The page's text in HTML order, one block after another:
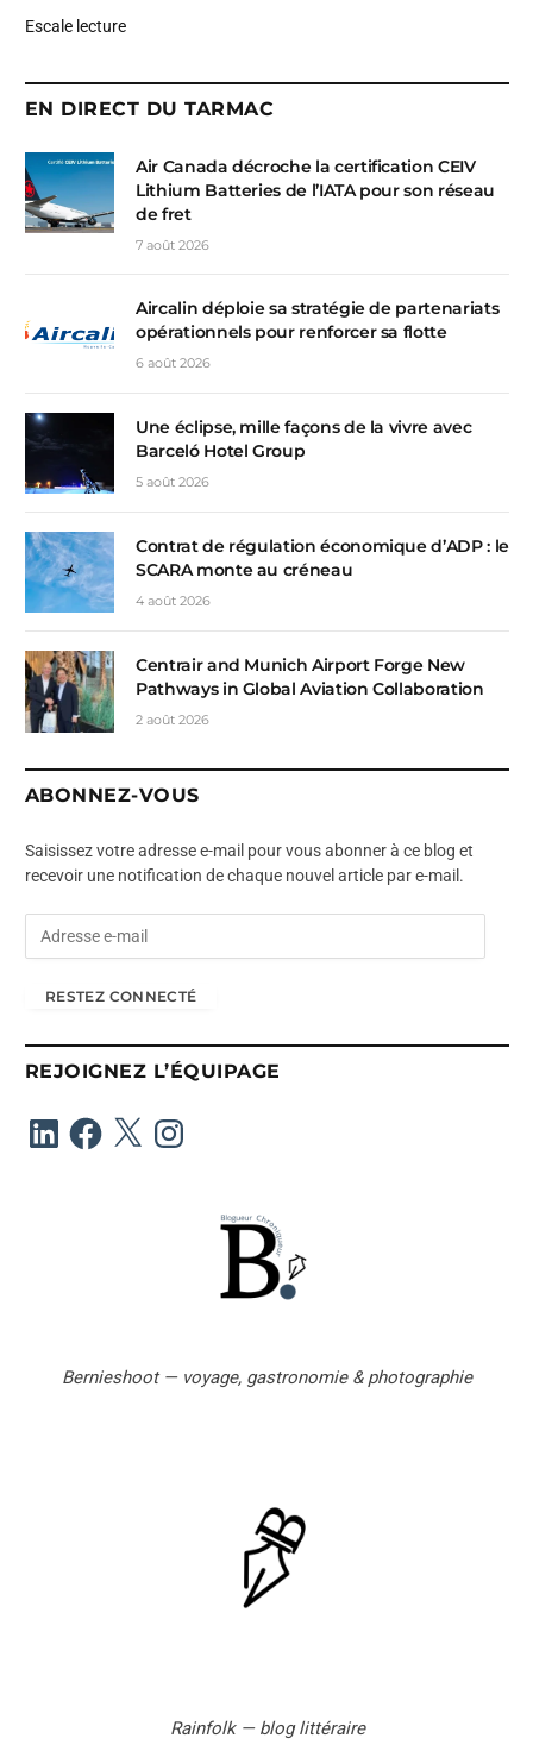
Escale lecture
EN DIRECT DU TARMAC
Air Canada décroche la certification CEIV
Lithium Batteries de l’IATA pour son réseau
de fret
7 août 2026
Aircalin déploie sa stratégie de partenariats
opérationnels pour renforcer sa flotte
6 août 2026
Une éclipse, mille façons de la vivre avec
Barceló Hotel Group
5 août 2026
Contrat de régulation économique d’ADP : le
SCARA monte au créneau
4 août 2026
Centrair and Munich Airport Forge New
Pathways in Global Aviation Collaboration
2 août 2026
ABONNEZ-VOUS
Saisissez votre adresse e-mail pour vous abonner à ce blog et
recevoir une notification de chaque nouvel article par e-mail.
s
e
m
RESTEZ CONNECTÉ
REJOIGNEZ L’ÉQUIPAGE
LinkedInFacebook
X Instagram
Bernieshoot — voyage, gastronomie & photographie
Rainfolk — blog littéraire